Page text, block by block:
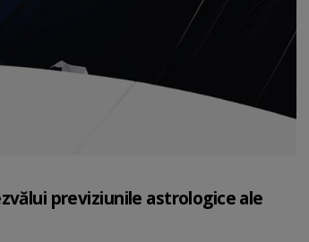
previziunile astrologice ale